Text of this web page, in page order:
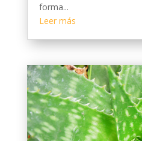
forma...
Leer más